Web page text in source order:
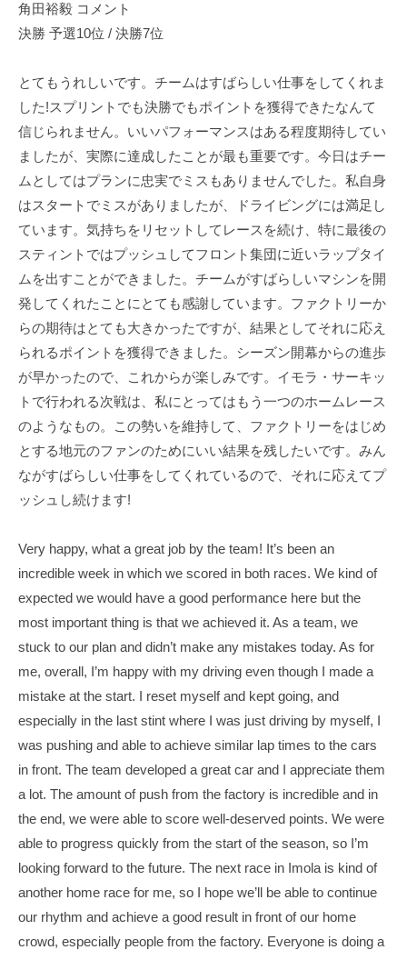
角田裕毅 コメント
決勝 予選10位 / 決勝7位
とてもうれしいです。チームはすばらしい仕事をしてくれま
した!スプリントでも決勝でもポイントを獲得できたなんて
信じられません。いいパフォーマンスはある程度期待してい
ましたが、実際に達成したことが最も重要です。今日はチー
ムとしてはプランに忠実でミスもありませんでした。私自身
はスタートでミスがありましたが、ドライビングには満足し
ています。気持ちをリセットしてレースを続け、特に最後の
スティントではプッシュしてフロント集団に近いラップタイ
ムを出すことができました。チームがすばらしいマシンを開
発してくれたことにとても感謝しています。ファクトリーか
らの期待はとても大きかったですが、結果としてそれに応え
られるポイントを獲得できました。シーズン開幕からの進歩
が早かったので、これからが楽しみです。イモラ・サーキッ
トで行われる次戦は、私にとってはもう一つのホームレース
のようなもの。この勢いを維持して、ファクトリーをはじめ
とする地元のファンのためにいい結果を残したいです。みん
ながすばらしい仕事をしてくれているので、それに応えてプ
ッシュし続けます!
Very happy, what a great job by the team! It’s been an
incredible week in which we scored in both races. We kind of
expected we would have a good performance here but the
most important thing is that we achieved it. As a team, we
stuck to our plan and didn’t make any mistakes today. As for
me, overall, I’m happy with my driving even though I made a
mistake at the start. I reset myself and kept going, and
especially in the last stint where I was just driving by myself, I
was pushing and able to achieve similar lap times to the cars
in front. The team developed a great car and I appreciate them
a lot. The amount of push from the factory is incredible and in
the end, we were able to score well-deserved points. We were
able to progress quickly from the start of the season, so I’m
looking forward to the future. The next race in Imola is kind of
another home race for me, so I hope we’ll be able to continue
our rhythm and achieve a good result in front of our home
crowd, especially people from the factory. Everyone is doing a